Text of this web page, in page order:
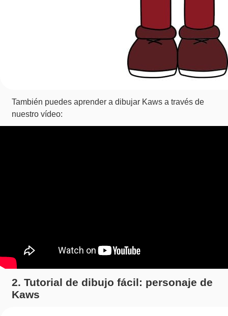
También puedes aprender a dibujar Kaws a través de
nuestro vídeo:
2. Tutorial de dibujo fácil: personaje de
Kaws